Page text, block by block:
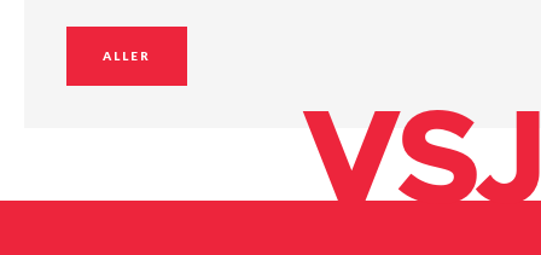
ALLER
VSJ